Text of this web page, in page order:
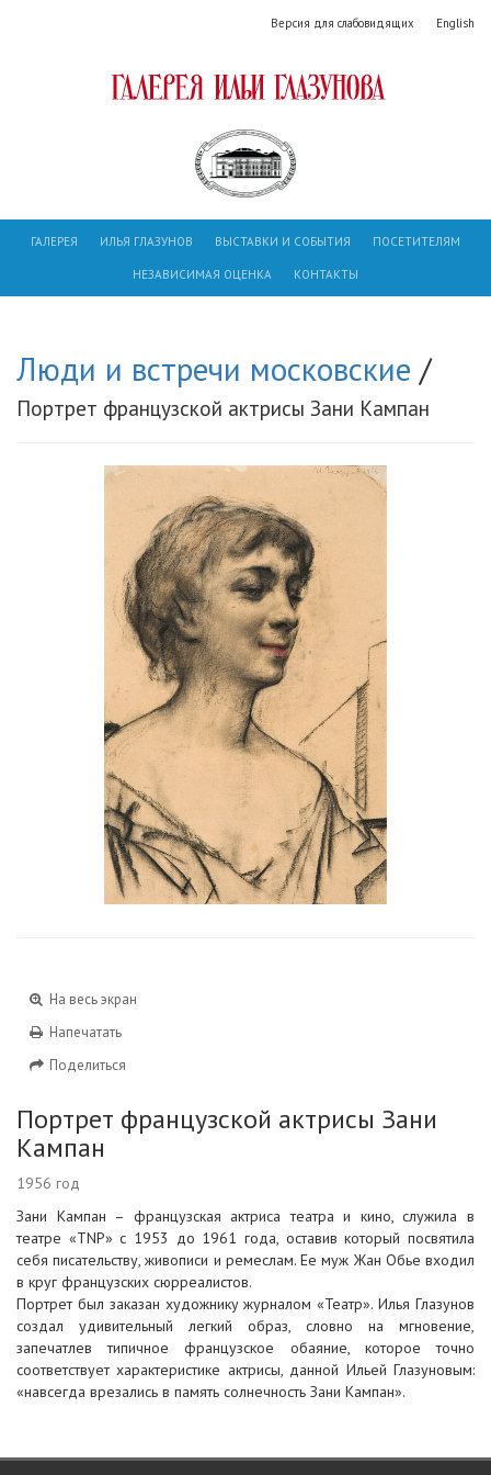
Версия для слабовидящих English
ГАЛЕРЕЯ ИЛЬЯ ГЛАЗУНОВ ВЫСТАВКИ И СОБЫТИЯ ПОСЕТИТЕЛЯМ
НЕЗАВИСИМАЯ ОЦЕНКА КОНТАКТЫ
Люди и встречи московские /
Портрет французской актрисы Зани Кампан
На весь экран
Напечатать
Поделиться
Портрет французской актрисы Зани
Кампан
1956 год
Зани Кампан – французская актриса театра и кино, служила в
театре «TNP» с 1953 до 1961 года, оставив который посвятила
себя писательству, живописи и ремеслам. Ее муж Жан Обье входил
в круг французских сюрреалистов.
Портрет был заказан художнику журналом «Театр». Илья Глазунов
создал удивительный легкий образ, словно на мгновение,
запечатлев типичное французское обаяние, которое точно
соответствует характеристике актрисы, данной Ильей Глазуновым:
«навсегда врезались в память солнечность Зани Кампан».